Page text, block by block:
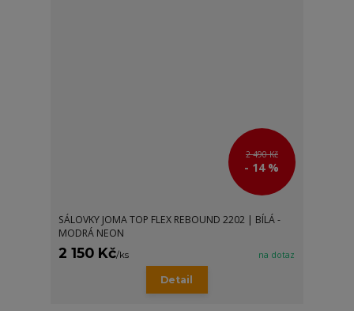
2 490 Kč
- 14 %
SÁLOVKY JOMA TOP FLEX REBOUND 2202 | BÍLÁ -
MODRÁ NEON
2 150 Kč/ks na dotaz
Detail